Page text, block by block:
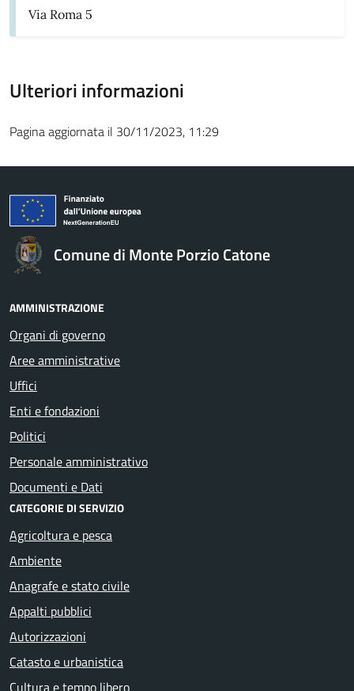
Via Roma 5
Ulteriori informazioni
Pagina aggiornata il 30/11/2023, 11:29
Comune di Monte Porzio Catone
AMMINISTRAZIONE
Organi di governo
Aree amministrative
Uffici
Enti e fondazioni
Politici
Personale amministrativo
Documenti e Dati
CATEGORIE DI SERVIZIO
Agricoltura e pesca
Ambiente
Anagrafe e stato civile
Appalti pubblici
Autorizzazioni
Catasto e urbanistica
Cultura e tempo libero